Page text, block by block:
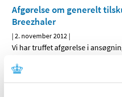
Afgørelse om generelt
Breezhaler
|2. november 2012 |
Vi har truffet afgørelse i